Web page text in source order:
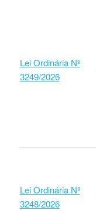
Lei Ordinária Nº
3249/2026
Lei Ordinária Nº
3248/2026